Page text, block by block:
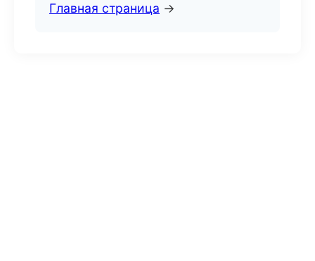
Главная страница →